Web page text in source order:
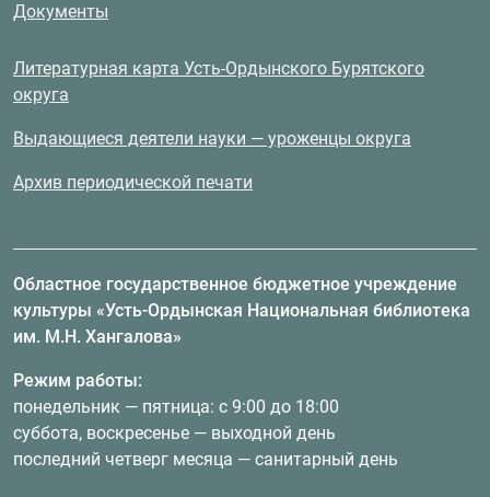
Документы
Литературная карта Усть-Ордынского Бурятского
округа
Выдающиеся деятели науки — уроженцы округа
Архив периодической печати
Областное государственное бюджетное учреждение
культуры «Усть-Ордынская Национальная библиотека
им. М.Н. Хангалова»
Режим работы:
понедельник — пятница: с 9:00 до 18:00
суббота, воскресенье — выходной день
последний четверг месяца — санитарный день